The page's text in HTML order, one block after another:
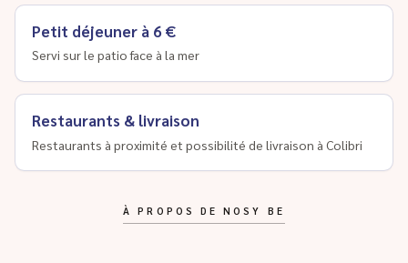
Petit déjeuner à 6 €
Servi sur le patio face à la mer
Restaurants & livraison
Restaurants à proximité et possibilité de livraison à Colibri
À PROPOS DE NOSY BE